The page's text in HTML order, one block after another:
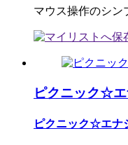
マウス操作のシン
ピクニック☆
ピクニック☆エナ